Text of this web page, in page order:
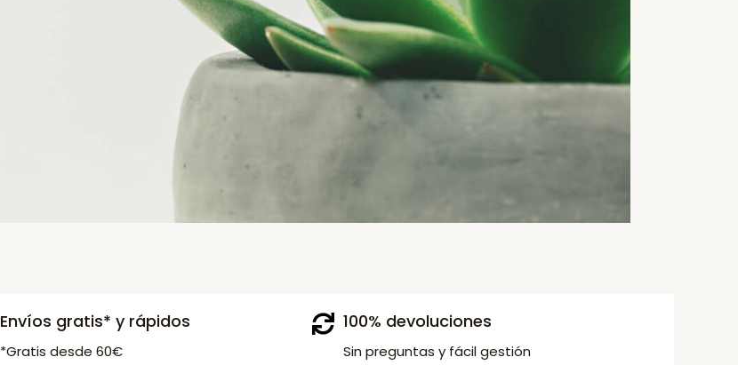
Envíos gratis* y rápidos
*Gratis desde 60€
100% devoluciones
Sin preguntas y fácil gestión